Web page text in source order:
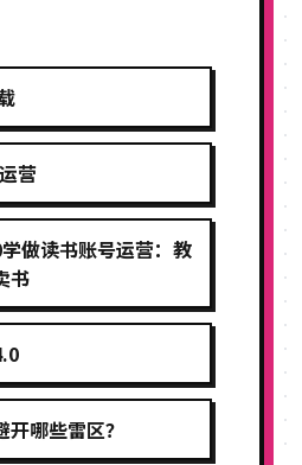
营
做读书账号运营：教
书
哪些雷区？